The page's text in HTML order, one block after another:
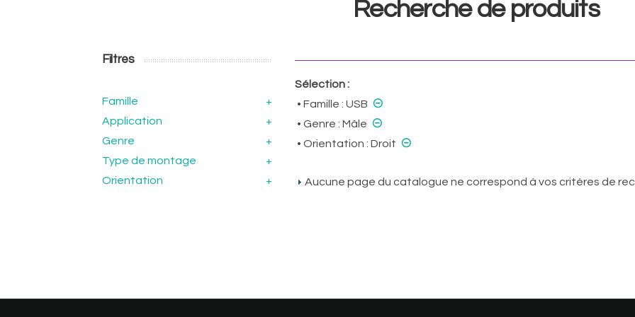
Recherche de produits
Filtres
Famille
+
Application
+
Genre
+
Type de montage
+
Orientation
+
Sélection :
• Famille : USB ⊝
• Genre : Mâle ⊝
• Orientation : Droit ⊝
Aucune page du catalogue ne correspond à vos critères de